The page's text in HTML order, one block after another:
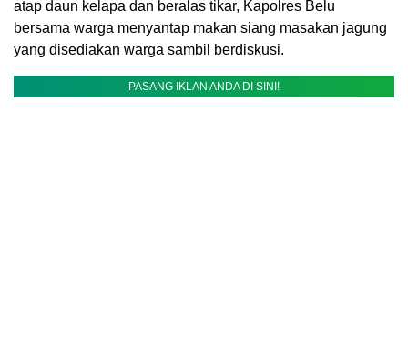
atap daun kelapa dan beralas tikar, Kapolres Belu
bersama warga menyantap makan siang masakan jagung
yang disediakan warga sambil berdiskusi.
PASANG IKLAN ANDA DI SINI!